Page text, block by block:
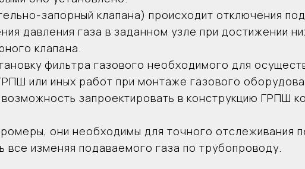
контрольно-измерительные приборы(КИП).
необходимы для точного отслеживания перемены давления
газа по трубопроводу.
-Регуляторы давления - 1шт
-Запорная арматура - 2шт
-Фильтр газовый - 1шт
-Предохранительный запорный клапан - 1шт
-Манометры на входе и выход - 1 комп.
Документация
запорный клапана) происходит отключения
давления газа в заданном узле при достижении
клапана.
фильтра газового необходимого для
или иных работ при монтаже газового
запроектировать в конструкцию ГРПШ
они необходимы для точного отслеживания
изменяя подаваемого газа по трубопроводу.